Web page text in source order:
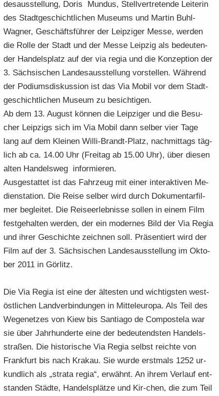
des­aus­stel­lung, Doris Mun­dus, Stell­ver­tre­ten­de Lei­te­rin
des Stadt­ge­schicht­li­chen Mu­se­ums und Mar­tin Buhl-​
Wagner, Ge­schäfts­füh­rer der Leip­zi­ger Messe, wer­den
die Rolle der Stadt und der Messe Leip­zig als be­deu­ten­
der Han­dels­platz auf der via regia und die Kon­zep­ti­on der
3. Säch­si­schen Lan­des­aus­stel­lung vor­stel­len. Wäh­rend
der Po­di­ums­dis­kus­si­on ist das Via Mobil vor dem Stadt­
ge­schicht­li­chen Mu­se­um zu be­sich­ti­gen.
Ab dem 13. Au­gust kön­nen die Leip­zi­ger und die Be­su­
cher Leip­zigs sich im Via Mobil dann sel­ber vier Tage
lang auf dem Klei­nen Willi-​Brandt-Platz, nach­mit­tags täg­
lich ab ca. 14.00 Uhr (Frei­tag ab 15.00 Uhr), über die­sen
alten Han­dels­weg in­for­mie­ren.
Aus­ge­stat­tet ist das Fahr­zeug mit einer in­ter­ak­ti­ven Me­
di­en­sta­ti­on. Die Reise sel­ber wird durch Do­ku­men­tar­fil­
mer be­glei­tet. Die Rei­se­er­leb­nis­se sol­len in einem Film
fest­ge­hal­ten wer­den, der ein mo­der­nes Bild der Via Regia
und ihrer Ge­schich­te zeich­nen soll. Prä­sen­tiert wird der
Film auf der 3. Säch­si­schen Lan­des­aus­stel­lung im Ok­to­
ber 2011 in Gör­litz.
Die Via Regia ist eine der äl­tes­ten und wich­tigs­ten west-​
östlichen Land­ver­bin­dun­gen in Mit­tel­eu­ro­pa. Als Teil des
We­ge­net­zes von Kiew bis Sant­ia­go de Com­pos­te­la war
sie über Jahr­hun­der­te eine der be­deu­tends­ten Han­dels­
stra­ßen. Die his­to­ri­sche Via Regia selbst reich­te von
Frank­furt bis nach Kra­kau. Sie wurde erst­mals 1252 ur­
kund­lich als „stra­ta regia“, er­wähnt. An ihrem Ver­lauf ent­
stan­den Städ­te, Han­dels­plät­ze und Kir-​chen, die zum Teil